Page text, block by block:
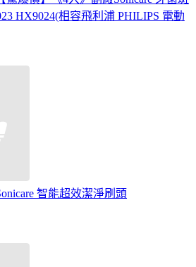
HX9024(相容飛利浦 PHILIPS 電動
智能超效潔淨刷頭